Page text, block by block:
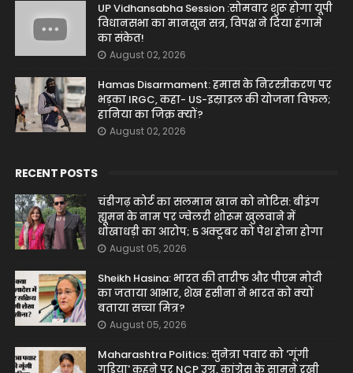
UP Vidhansabha Session :सोमवार शुरू होगा यूपी
विधानसभा का मानसून सत्र, विपक्ष ने दिया हंगामे
का संकेत!
August 02, 2026
Hamas Disarmament: हमास के निरस्त्रीकरण पर
भड़का IRGC, कहा- US-इस्राइल की योजना विफल;
हानिया का जिक्र क्यों?
August 02, 2026
RECENT POSTS
चंडीगढ़ कोर्ट का सलमान खान को नोटिस: बीइंग
ह्यूमन के नाम पर ज्वेलरी शोरूम खुलवाने में
धोखाधड़ी का आरोप; 5 अक्टूबर को पेश होना होगा
August 05, 2026
Sheikh Hasina: भारत की तारीफ और पीएम मोदी
का जताया आभार, शेख हसीना ने भारत को क्यों
बताया सच्चा मित्र?
August 05, 2026
Maharashtra Politics: सुनेत्रा पवार को 'गूंगी
गुड़िया' कहने पर NCP उग्र, कांग्रेस के सामने रखी